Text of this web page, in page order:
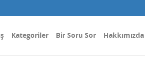
Kategoriler Bir Soru Sor Hakkımızda